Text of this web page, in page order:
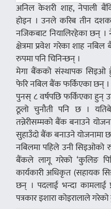
अनिल केशरी शाह, नेपाली
होइन । उनले करिब तीन
नजिकबाट नियालिरहेका छन्
क्षेत्रमा प्रवेश गरेका शाह नबिल
रुपमा पनि चिनिन्छन् ।
मेगा बैंकको संस्थापक सिइओ
फेरि नबिल बैंक फर्किएका छन् ।
पुनस् ८ वर्षपछि फर्किएका हुन्
ठूलो चुनौती पनि छ ।
तन्नेरीसम्मको बैंक बनाउने
सुहाउँदो बैंक बनाउने योजनामा
नबिलमा पहिले उनी सिइओको
बैंकले लागू गरेको ‘कुलिङ
कार्यकारी अधिकृत (सहायक
छन् । पदलाई भन्दा कामलाई
पत्रकार इशारा कोइरालाले